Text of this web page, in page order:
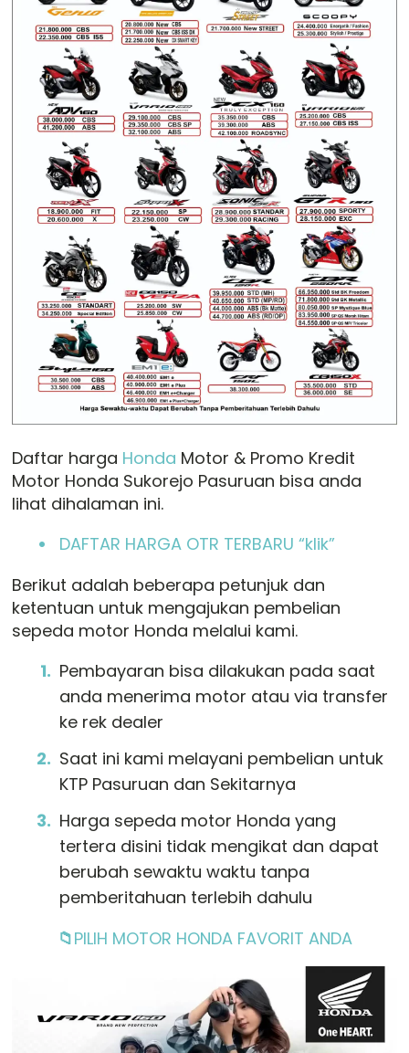
Daftar harga Honda Motor & Promo Kredit
Motor Honda Sukorejo Pasuruan bisa anda
lihat dihalaman ini.
DAFTAR HARGA OTR TERBARU “klik”
Berikut adalah beberapa petunjuk dan
ketentuan untuk mengajukan pembelian
sepeda motor Honda melalui kami.
Pembayaran bisa dilakukan pada saat
anda menerima motor atau via transfer
ke rek dealer
Saat ini kami melayani pembelian untuk
KTP Pasuruan dan Sekitarnya
Harga sepeda motor Honda yang
tertera disini tidak mengikat dan dapat
berubah sewaktu waktu tanpa
pemberitahuan terlebih dahulu
📁PILIH MOTOR HONDA FAVORIT ANDA